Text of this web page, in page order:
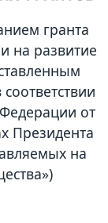
гранта
на развитие
от
Президента
на